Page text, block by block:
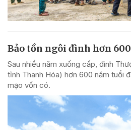
Bảo tồn ngôi đình hơn
Sau nhiều năm xuống cấp, đình
tỉnh Thanh Hóa) hơn 600 năm tuổi
mạo vốn có.